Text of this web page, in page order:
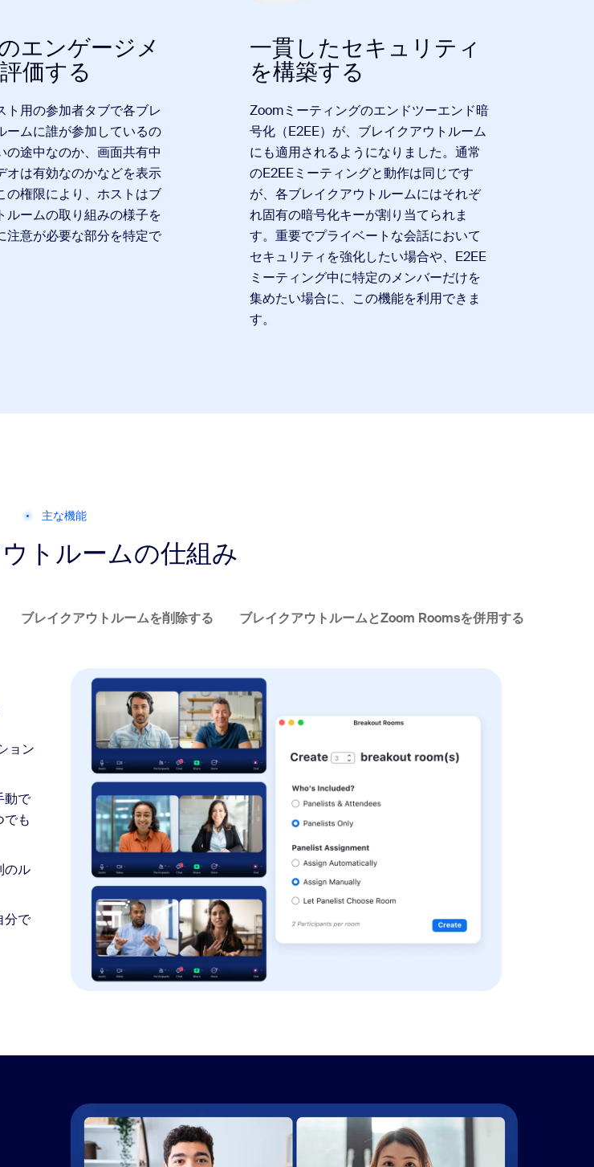
エンゲージメ
価する
ト用の参加者タブで各ブレ
ームに誰が参加しているの
の途中なのか、画面共有中
オは有効なのかなどを表示
の権限により、ホストはブ
ルームの取り組みの様子を
注意が必要な部分を特定で
一貫したセキュリティ
を構築する
Zoomミーティングのエンドツーエンド暗
号化（E2EE）が、ブレイクアウトルーム
にも適用されるようになりました。通常
のE2EEミーティングと動作は同じです
が、各ブレイクアウトルームにはそれぞ
れ固有の暗号化キーが割り当てられま
す。重要でプライベートな会話において
セキュリティを強化したい場合や、E2EE
ミーティング中に特定のメンバーだけを
集めたい場合に、この機能を利用できま
す。
主な機能
トルームの仕組み
ブレイクアウトルームを削除する ブレイクアウトルームとZoom Roomsを併用する
ョン
動で
でも
のル
分で